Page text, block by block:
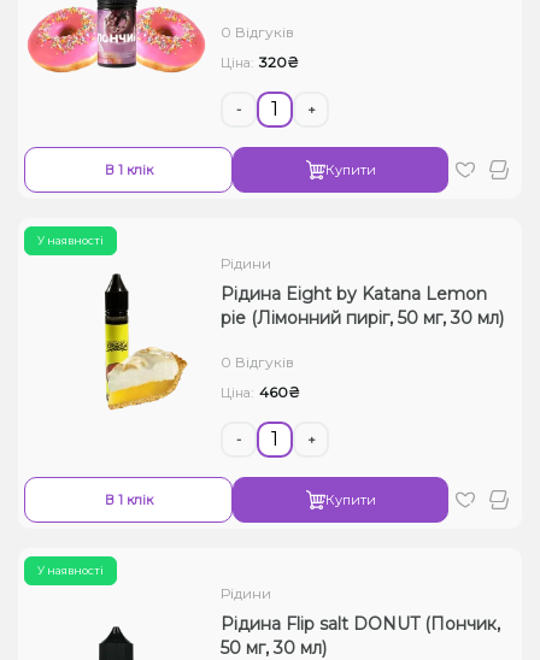
0 Відгуків
Ціна: 320₴
- +
В 1 клік Купити
У наявності
Рідини
Рідина Eight by Katana Lemon
pie (Лімонний пиріг, 50 мг, 30 мл)
0 Відгуків
Ціна: 460₴
- +
В 1 клік Купити
У наявності
Рідини
Рідина Flip salt DONUT (Пончик,
50 мг, 30 мл)